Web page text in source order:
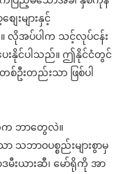
းများနှင့်
။ လိုအပ်ပါက သင့်လုပ်ငန်း
ေးနိုင်ပါသည်။ ဤနိုင်ငံတွင်
းတည်းသာ ဖြစ်ပါ
ေက ဘာတွေလဲ။
သဘာဝပစ္စည်းများစွာမှ
မီးယားဆီ၊ မော်ရိုကို အာ